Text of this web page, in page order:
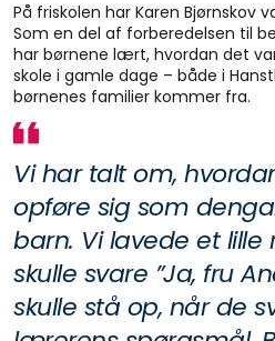
På friskolen har Karen Bjørnskov
Som en del af forberedelsen til
har børnene lært, hvordan det
skole i gamle dage – både i
børnenes familier kommer fra.
Vi har talt om,
opføre sig som
barn. Vi lavede et lille
skulle svare ”Ja, fru
skulle stå op, når de